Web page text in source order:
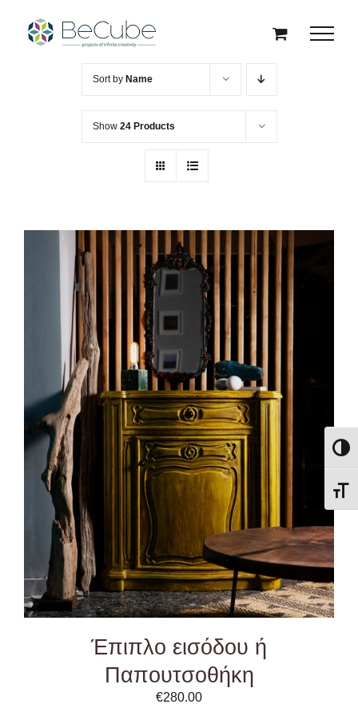
content
Sort by Name
Show 24 Products
ADD TO CART
/
DETAILS
Έπιπλο εισόδου ή
Παπουτσοθήκη
€280.00